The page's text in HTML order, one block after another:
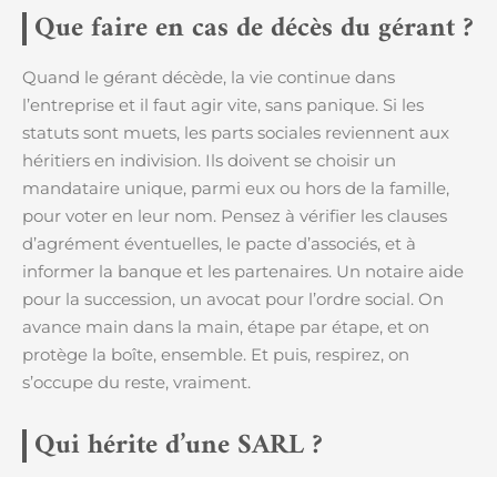
Que faire en cas de décès du gérant ?
Quand le gérant décède, la vie continue dans
l’entreprise et il faut agir vite, sans panique. Si les
statuts sont muets, les parts sociales reviennent aux
héritiers en indivision. Ils doivent se choisir un
mandataire unique, parmi eux ou hors de la famille,
pour voter en leur nom. Pensez à vérifier les clauses
d’agrément éventuelles, le pacte d’associés, et à
informer la banque et les partenaires. Un notaire aide
pour la succession, un avocat pour l’ordre social. On
avance main dans la main, étape par étape, et on
protège la boîte, ensemble. Et puis, respirez, on
s’occupe du reste, vraiment.
Qui hérite d’une SARL ?